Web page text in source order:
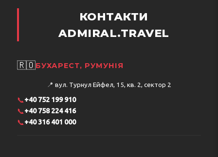
КОНТАКТИ
ADMIRAL.TRAVEL
🇷🇴БУХАРЕСТ, РУМУНІЯ
📍 вул. Турнул Ейфел, 15, кв. 2, сектор 2
📞+40 752 199 910
📞+40 758 224 416
📞+40 316 401 000